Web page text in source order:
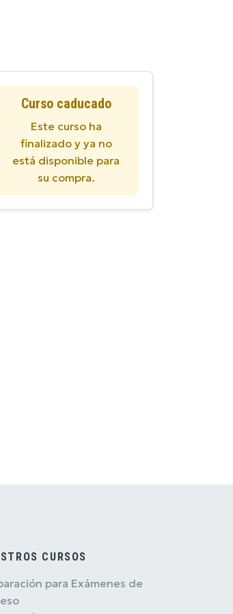
Curso caducado
Este curso ha
finalizado y ya no
está disponible para
su compra.
CURSOS
para Exámenes de